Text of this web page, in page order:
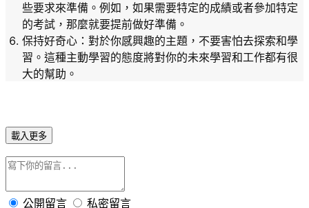
些要求來準備。例如，如果需要特定的成績或者參加特定
的考試，那麼就要提前做好準備。
保持好奇心 ：對於你感興趣的主題，不要害怕去探索和學
習。這種主動學習的態度將對你的未來學習和工作都有很
大的幫助。
載入更多
公開留言 私密留言